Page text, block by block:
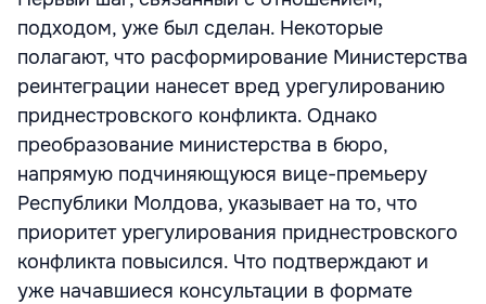
подходом, уже был сделан. Некоторые
полагают, что расформирование Министерства
реинтеграции нанесет вред урегулированию
приднестровского конфликта. Однако
преобразование министерства в бюро,
напрямую подчиняющуюся вице-премьеру
Республики Молдова, указывает на то, что
приоритет урегулирования приднестровского
конфликта повысился. Что подтверждают и
уже начавшиеся консультации в формате